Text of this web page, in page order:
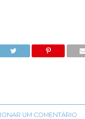
UM COMENTÁRIO